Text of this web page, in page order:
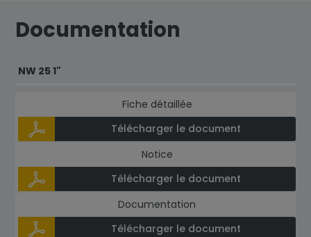
Documentation
NW 25 1"
Fiche détaillée
Télécharger le document
Notice
Télécharger le document
Documentation
Télécharger le document